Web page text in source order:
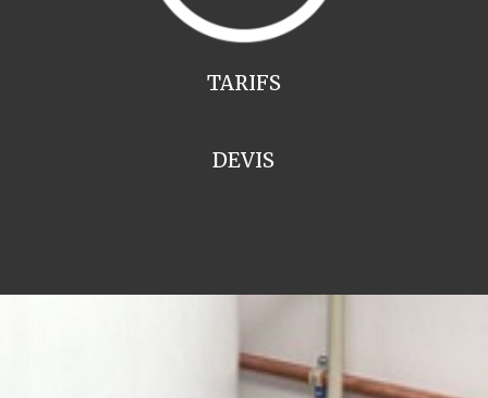
TARIFS
DEVIS